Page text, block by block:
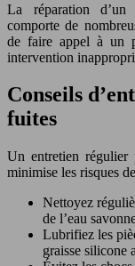
La réparation d’un
comporte de
de faire appel à un
intervention
Conseils
fuites
Un entretien
minimise les risques
Nettoyez
de l’eau
Lubrifiez les
graisse silicone